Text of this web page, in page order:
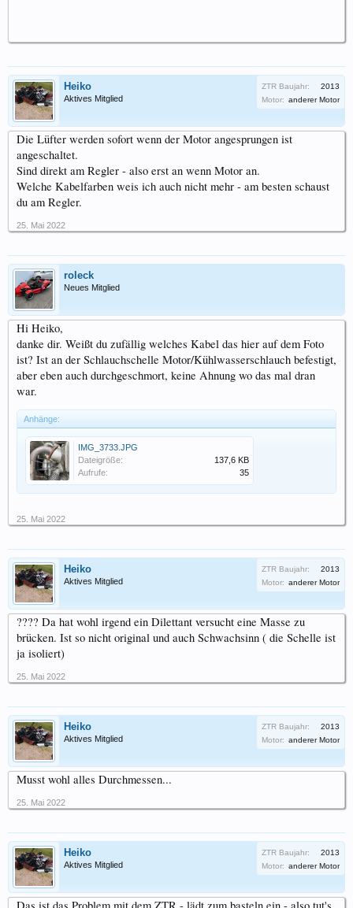
Heiko
Aktives Mitglied
ZTR Baujahr:
2013
Motor: anderer Motor
Die Lüfter werden sofort wenn der Motor angesprungen ist
angeschaltet.
Sind direkt am Regler - also erst an wenn Motor an.
Welche Kabelfarben weis ich auch nicht mehr - am besten schaust
du am Regler.
25. Mai 2022
roleck
Neues Mitglied
Hi Heiko,
danke dir. Weißt du zufällig welches Kabel das hier auf dem Foto
ist? Ist an der Schlauchschelle Motor/Kühlwasserschlauch befestigt,
aber eben auch durchgeschmort, keine Ahnung wo das mal dran
war.
Anhänge:
IMG_3733.JPG
Dateigröße:
137,6 KB
Aufrufe:
35
25. Mai 2022
Heiko
Aktives Mitglied
ZTR Baujahr:
2013
Motor: anderer Motor
???? Da hat wohl irgend ein Dilettant versucht eine Masse zu
brücken. Ist so nicht original und auch Schwachsinn ( die Schelle ist
ja isoliert)
25. Mai 2022
Heiko
Aktives Mitglied
ZTR Baujahr:
2013
Motor: anderer Motor
Musst wohl alles Durchmessen...
25. Mai 2022
Heiko
Aktives Mitglied
ZTR Baujahr:
2013
Motor: anderer Motor